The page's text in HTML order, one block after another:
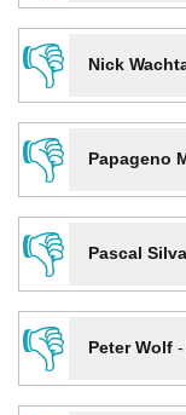
👎
Nick
👎
Papageno
👎
Pascal Silva
👎
Peter Wolf-